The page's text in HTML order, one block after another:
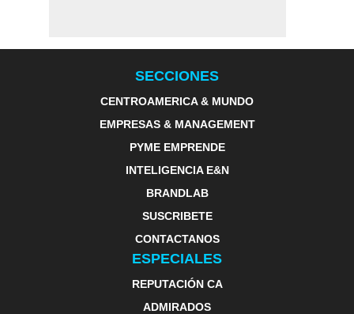
SECCIONES
CENTROAMERICA & MUNDO
EMPRESAS & MANAGEMENT
PYME EMPRENDE
INTELIGENCIA E&N
BRANDLAB
SUSCRIBETE
CONTACTANOS
ESPECIALES
REPUTACIÓN CA
ADMIRADOS